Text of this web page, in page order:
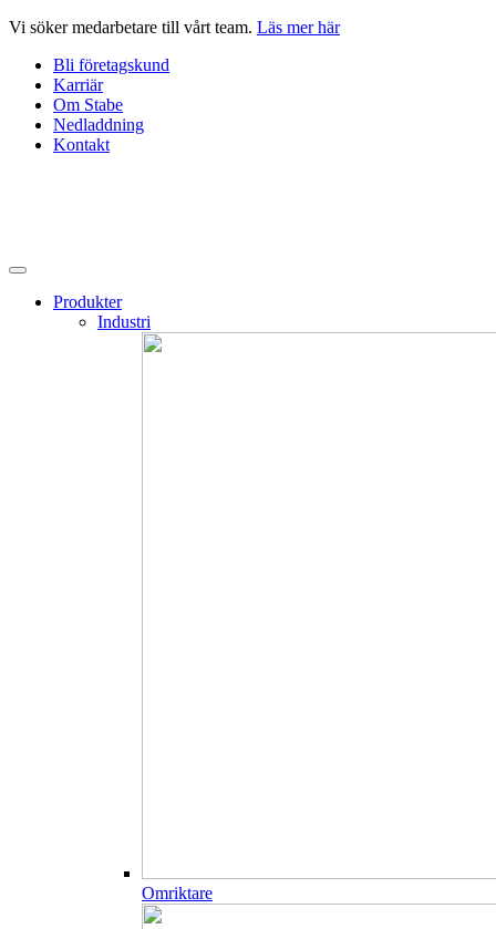
Hoppa
innehåll
Vi söker medarbetare till vårt team. Läs mer här
Bli företagskund
Karriär
Om Stabe
Nedladdning
Kontakt
Produkter
Industri
Omriktare